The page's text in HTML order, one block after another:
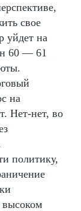
свое
уйдет на
60 — 61
на
Нет-нет, во
политику,
высоком